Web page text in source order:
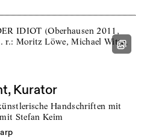
Kurator
Handschriften mit
Stefan Keim